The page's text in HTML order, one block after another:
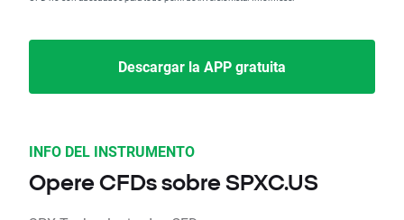
Descargar la APP gratuita
INFO DEL INSTRUMENTO
Opere CFDs sobre SPXC.US